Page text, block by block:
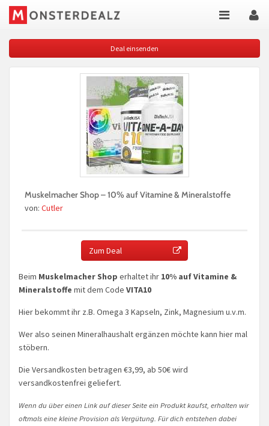
Deal einsenden
Muskelmacher Shop – 10% auf Vitamine & Mineralstoffe
von: Cutler
Zum Deal
Beim Muskelmacher Shop erhaltet ihr 10% auf Vitamine &
Mineralstoffe mit dem Code VITA10
Hier bekommt ihr z.B. Omega 3 Kapseln, Zink, Magnesium u.v.m.
Wer also seinen Mineralhaushalt ergänzen möchte kann hier mal
stöbern.
Die Versandkosten betragen €3,99, ab 50€ wird
versandkostenfrei geliefert.
Wenn du über einen Link auf dieser Seite ein Produkt kaufst, erhalten wir
oftmals eine kleine Provision als Vergütung. Für dich entstehen dabei